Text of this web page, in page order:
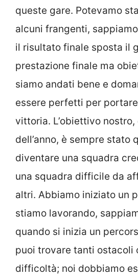
queste gare. Potevamo
alcuni frangenti,
il risultato finale sposta il
prestazione finale ma
siamo andati bene e
essere perfetti per
vittoria. L’obiettivo nostro,
dell’anno, è sempre stato
diventare una squadra
una squadra difficile da
altri. Abbiamo iniziato un
stiamo lavorando,
quando si inizia un
puoi trovare tanti ostacoli
difficoltà; noi dobbiamo